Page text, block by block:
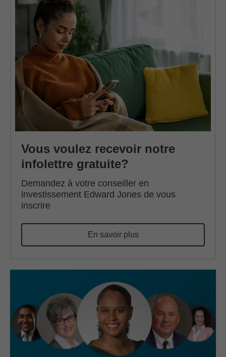
Vous voulez recevoir notre
infolettre gratuite?
Demandez à votre conseiller en
investissement Edward Jones de vous
inscrire
En savoir plus